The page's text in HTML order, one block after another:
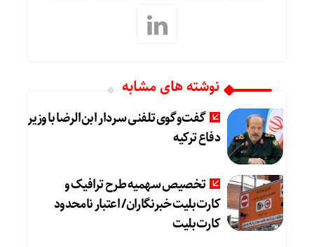
نوشته های مشابه
گفت‌وگوی تلفنی سردار ابن‌الرضا با وزیر
دفاع ترکیه
تخصیص سهمیه طرح ترافیک و
کارت‌بلیت خبرنگاران/ اعتبار نامحدود
کارت‌بلیت